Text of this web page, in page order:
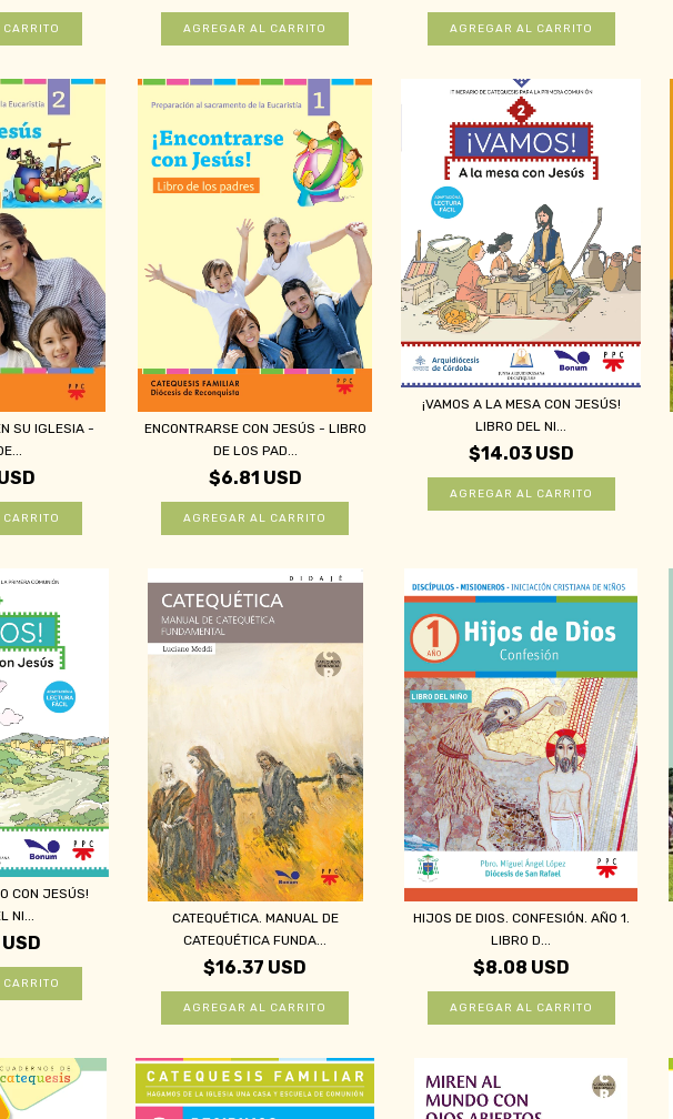
SU IGLESIA -
ENCONTRARSE CON JESÚS - LIBRO
DE LOS PAD...
$6.81 USD
¡VAMOS A LA MESA CON JESÚS!
LIBRO DEL NI...
$14.03 USD
CON JESÚS!
NI...
CATEQUÉTICA. MANUAL DE
CATEQUÉTICA FUNDA...
$16.37 USD
HIJOS DE DIOS. CONFESIÓN. AÑO 1.
LIBRO D...
$8.08 USD